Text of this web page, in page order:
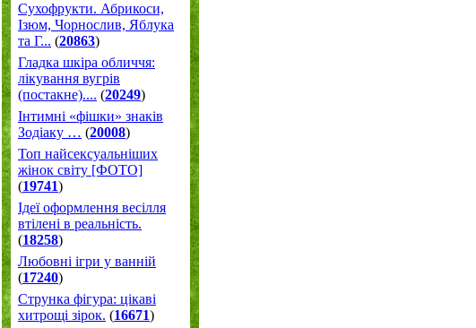
Cухофрукти. Абрикоси,
Ізюм, Чорнослив, Яблука
та Г... (20863)
Гладка шкіра обличчя:
лікування вугрів
(постакне).... (20249)
Інтимні «фішки» знаків
Зодіаку … (20008)
Топ найсексуальніших
жінок світу [ФОТО]
(19741)
Ідеї оформлення весілля
втілені в реальність.
(18258)
Любовні ігри у ванній
(17240)
Струнка фігура: цікаві
хитрощі зірок. (16671)